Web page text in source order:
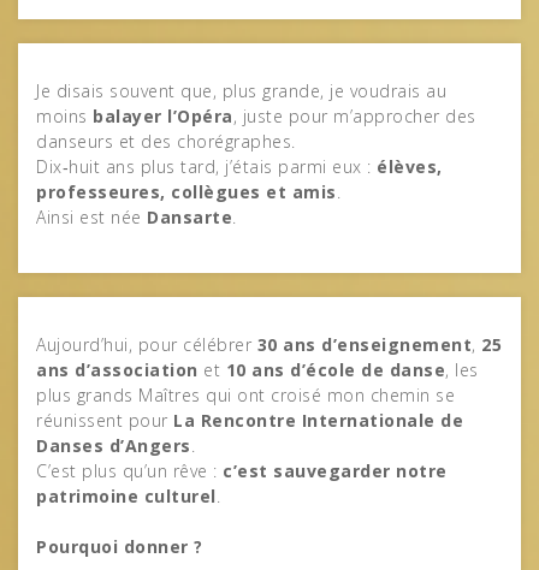
Je disais souvent que, plus grande, je voudrais au
moins balayer l’Opéra, juste pour m’approcher des
danseurs et des chorégraphes.
Dix‑huit ans plus tard, j’étais parmi eux : élèves,
professeures, collègues et amis.
Ainsi est née Dansarte.
Aujourd’hui, pour célébrer 30 ans d’enseignement, 25
ans d’association et 10 ans d’école de danse, les
plus grands Maîtres qui ont croisé mon chemin se
réunissent pour La Rencontre Internationale de
Danses d’Angers.
C’est plus qu’un rêve : c’est sauvegarder notre
patrimoine culturel.
Pourquoi donner ?